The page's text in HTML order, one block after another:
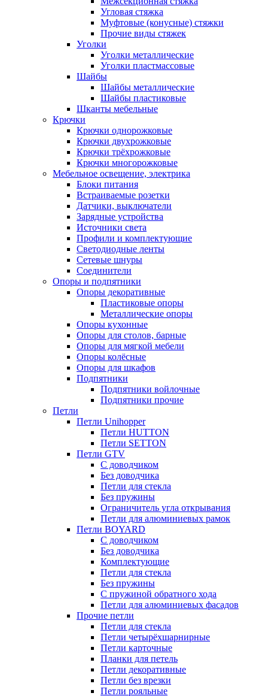
Угловая стяжка
Муфтовые (конусные) стяжки
Прочие виды стяжек
Уголки
Уголки металлические
Уголки пластмассовые
Шайбы
Шайбы металлические
Шайбы пластиковые
Шканты мебельные
Крючки
Крючки однорожковые
Крючки двухрожковые
Крючки трёхрожковые
Крючки многорожковые
Мебельное освещение, электрика
Блоки питания
Встраиваемые розетки
Датчики, выключатели
Зарядные устройства
Источники света
Профили и комплектующие
Светодиодные ленты
Сетевые шнуры
Соединители
Опоры и подпятники
Опоры декоративные
Пластиковые опоры
Металлические опоры
Опоры кухонные
Опоры для столов, барные
Опоры для мягкой мебели
Опоры колёсные
Опоры для шкафов
Подпятники
Подпятники войлочные
Подпятники прочие
Петли
Петли Unihopper
Петли HUTTON
Петли SETTON
Петли GTV
С доводчиком
Без доводчика
Петли для стекла
Без пружины
Ограничитель угла открывания
Петли для алюминиевых рамок
Петли BOYARD
С доводчиком
Без доводчика
Комплектующие
Петли для стекла
Без пружины
С пружиной обратного хода
Петли для алюминиевых фасадов
Прочие петли
Петли для стекла
Петли четырёхшарнирные
Петли карточные
Планки для петель
Петли декоративные
Петли без врезки
Петли рояльные